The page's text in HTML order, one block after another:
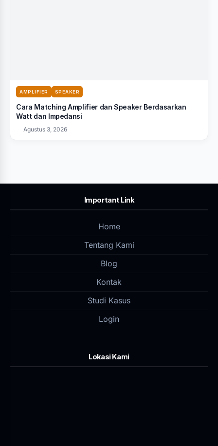
AMPLIFIER SPEAKER
Cara Matching Amplifier dan Speaker Berdasarkan
Watt dan Impedansi
Agustus 3, 2026
Important Link
Home
Tentang Kami
Blog
Kontak
Studi Kasus
Login
Lokasi Kami